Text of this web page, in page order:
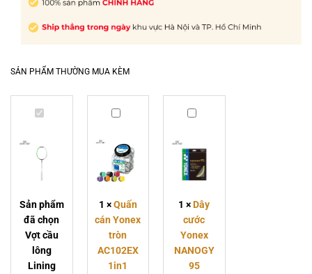
SẢN PHẨM THƯỜNG MUA KÈM
lông
Lining
Sản phẩm
đã chọn
Vợt cầu
lông
Lining
Quấn
Yonex
AC102EX
1in1
1 ×Quấn
cán Yonex
tròn
AC102EX
1in1
Yonex
NANOGY
1 ×Dây
cước
Yonex
NANOGY
95